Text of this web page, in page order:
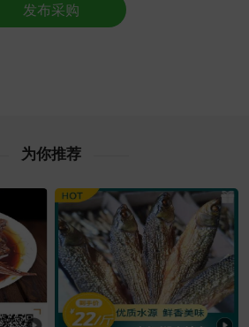
常州市宋**老板43分钟前成功采购
常州市胡**老板7分钟前成功采购
附近杨**老板58分钟前询价供应商
常州市文**老板17小时前成功采购
发布采购
为你推荐